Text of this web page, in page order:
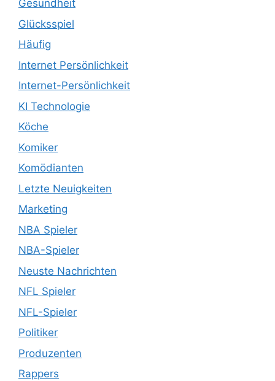
Gesundheit
Glücksspiel
Häufig
Internet Persönlichkeit
Internet-Persönlichkeit
KI Technologie
Köche
Komiker
Komödianten
Letzte Neuigkeiten
Marketing
NBA Spieler
NBA-Spieler
Neuste Nachrichten
NFL Spieler
NFL-Spieler
Politiker
Produzenten
Rappers